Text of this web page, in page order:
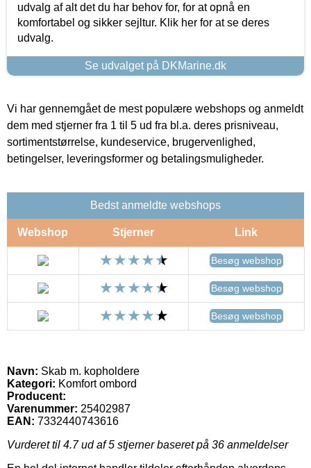
udvalg af alt det du har behov for, for at opnå en
komfortabel og sikker sejltur. Klik her for at se deres
udvalg.
Se udvalget på DKMarine.dk
Vi har gennemgået de mest populære webshops og anmeldt
dem med stjerner fra 1 til 5 ud fra bl.a. deres prisniveau,
sortimentstørrelse, kundeservice, brugervenlighed,
betingelser, leveringsformer og betalingsmuligheder.
Bedst anmeldte webshops
Webshop Stjerner Link
Besøg webshop
Besøg webshop
Besøg webshop
Navn: Skab m. kopholdere
Kategori: Komfort ombord
Producent:
Varenummer: 25402987
EAN: 7332440743616
Vurderet til 4.7ud af 5 stjerner baseret på 36 anmeldelser